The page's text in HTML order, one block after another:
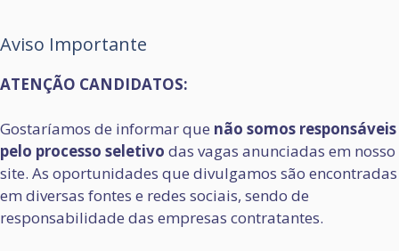
Aviso Importante
ATENÇÃO CANDIDATOS:
Gostaríamos de informar que não somos responsáveis
pelo processo seletivo das vagas anunciadas em nosso
site. As oportunidades que divulgamos são encontradas
em diversas fontes e redes sociais, sendo de
responsabilidade das empresas contratantes.